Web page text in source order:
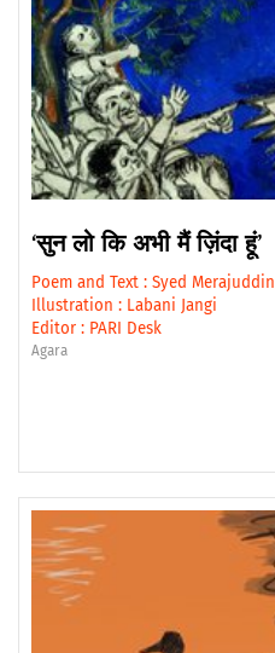
‘सुन लो कि अभी मैं ज़िंदा हूं’
Poem and Text : Syed Merajuddin
Illustration : Labani Jangi
Editor : PARI Desk
Agara